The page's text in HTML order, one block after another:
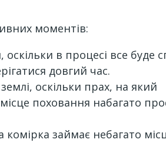
моментів:
в процесі все буде
довгий час.
оскільки прах, на який
поховання набагато
займає небагато